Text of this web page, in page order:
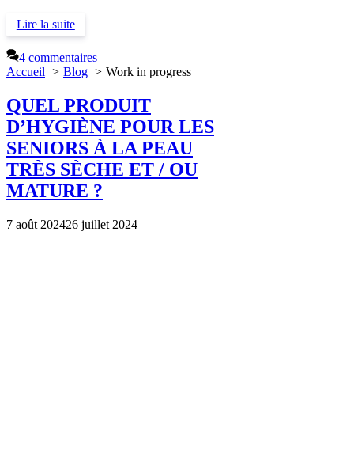
Lire la suite
4 commentaires
Accueil
Blog Work in progress
QUEL PRODUIT
D’HYGIÈNE POUR LES
SENIORS À LA PEAU
TRÈS SÈCHE ET / OU
MATURE ?
7 août 202426 juillet 2024